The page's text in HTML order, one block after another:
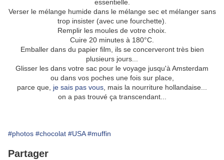
essentielle.
Verser le mélange humide dans le mélange sec et mélanger sans
trop insister (avec une fourchette).
Remplir les moules de votre choix.
Cuire 20 minutes à 180°C.
Emballer dans du papier film, ils se concerveront très bien
plusieurs jours...
Glisser les dans votre sac pour le voyage jusqu'à Amsterdam
ou dans vos poches une fois sur place,
parce que, je sais pas vous , mais la nourriture hollandaise...
on a pas trouvé ça transcendant...
#photos #chocolat #USA #muffin
Partager